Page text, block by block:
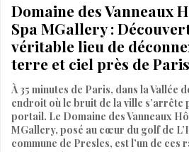
Domaine des Vanneaux
Spa MGallery :
véritable lieu de
terre et ciel près de Paris
À 35 minutes de Paris, dans la Vallée
endroit où le bruit de la ville s’arrête
portail. Le Domaine des Vanneaux
MGallery, posé au cœur du golf de
commune de Presles, est l’un de ces